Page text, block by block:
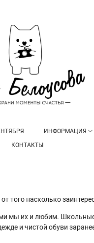
ИНФОРМАЦИЯ
КОНТАКТЫ
того насколько
мы их и любим.
и чистой обуви